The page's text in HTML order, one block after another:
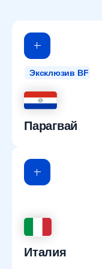
Эксклюзив BF
Парагвай
Италия